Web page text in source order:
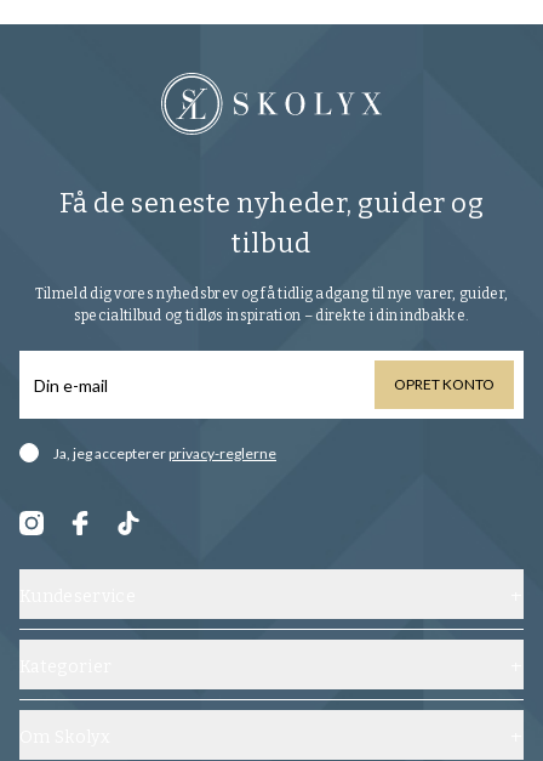
Få de seneste nyheder, guider og
tilbud
Tilmeld dig vores nyhedsbrev og få tidlig adgang til nye varer, guider,
specialtilbud og tidløs inspiration – direkte i din indbakke.
OPRET KONTO
Ja, jeg acceptererprivacy-reglerne
Kontakt os
Ofte stillede spørgsmål
Sko